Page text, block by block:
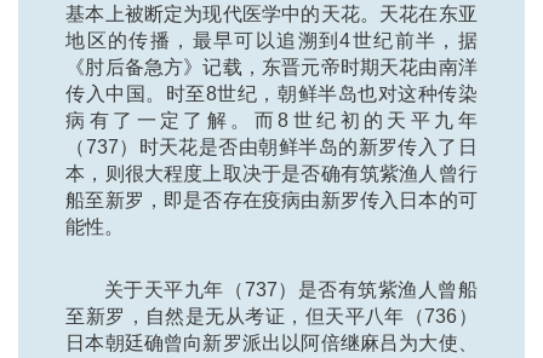
基本上被断定为现代医学中的天花。天花在东亚
地区的传播，最早可以追溯到4世纪前半，据
《肘后备急方》记载，东晋元帝时期天花由南洋
传入中国。时至8世纪，朝鲜半岛也对这种传染
病有了一定了解。而8世纪初的天平九年
（737）时天花是否由朝鲜半岛的新罗传入了日
本，则很大程度上取决于是否确有筑紫渔人曾行
船至新罗，即是否存在疫病由新罗传入日本的可
能性。
关于天平九年（737）是否有筑紫渔人曾船
至新罗，自然是无从考证，但天平八年（736）
日本朝廷确曾向新罗派出以阿倍继麻吕为大使、